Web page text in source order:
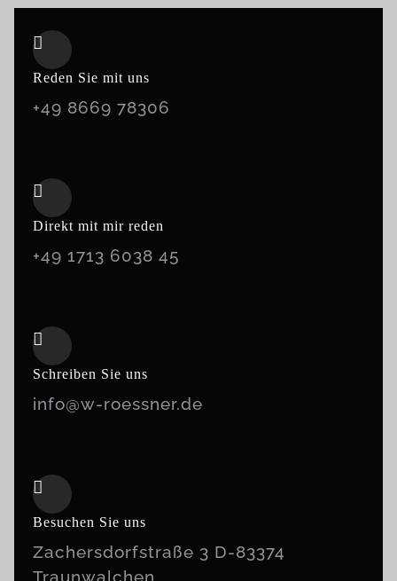
Reden Sie mit uns
+49 8669 78306
Direkt mit mir reden
+49 1713 6038 45
Schreiben Sie uns
info@w-roessner.de
Besuchen Sie uns
Zachersdorfstraße 3 D-83374
Traunwalchen